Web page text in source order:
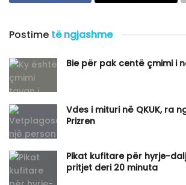
Postime të ngjashme
Bie për pak centë çmimi i
Vdes i mituri në QKUK, ra
Prizren
Pikat kufitare për hyrje-
pritjet deri 20 minuta